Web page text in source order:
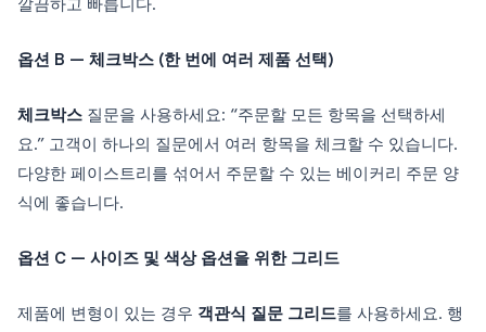
깔끔하고 빠릅니다.
옵션 B — 체크박스 (한 번에 여러 제품 선택)
체크박스 질문을 사용하세요: “주문할 모든 항목을 선택하세
요.” 고객이 하나의 질문에서 여러 항목을 체크할 수 있습니다.
다양한 페이스트리를 섞어서 주문할 수 있는 베이커리 주문 양
식에 좋습니다.
옵션 C — 사이즈 및 색상 옵션을 위한 그리드
제품에 변형이 있는 경우 객관식 질문 그리드를 사용하세요. 행